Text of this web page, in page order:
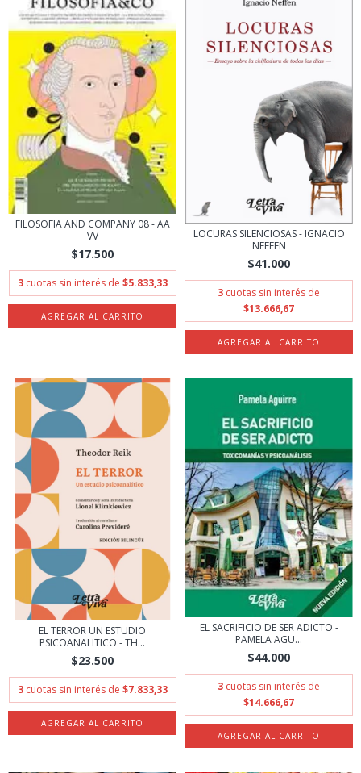
FILOSOFIA AND COMPANY 08 - AA
VV
$17.500
3 cuotas sin interés de $5.833,33
LOCURAS SILENCIOSAS - IGNACIO
NEFFEN
$41.000
3 cuotas sin interés de
$13.666,67
EL TERROR UN ESTUDIO
PSICOANALITICO - TH...
$23.500
3 cuotas sin interés de $7.833,33
EL SACRIFICIO DE SER ADICTO -
PAMELA AGU...
$44.000
3 cuotas sin interés de
$14.666,67